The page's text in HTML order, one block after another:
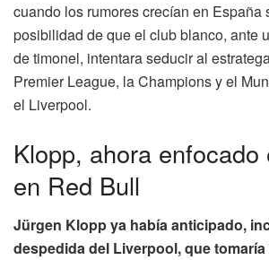
cuando los rumores crecían en España
posibilidad de que el club blanco, ante
de timonel, intentara seducir al
Premier League, la Champions y el
el Liverpool.
Klopp, ahora enfocado
en Red Bull
Jürgen Klopp ya había anticipado,
despedida del Liverpool, que